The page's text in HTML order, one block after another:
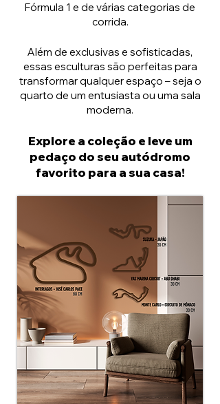
Fórmula 1 e de várias categorias de
corrida.
Além de exclusivas e sofisticadas,
essas esculturas são perfeitas para
transformar qualquer espaço – seja o
quarto de um entusiasta ou uma sala
moderna.
Explore a coleção e leve um
pedaço do seu autódromo
favorito para a sua casa!